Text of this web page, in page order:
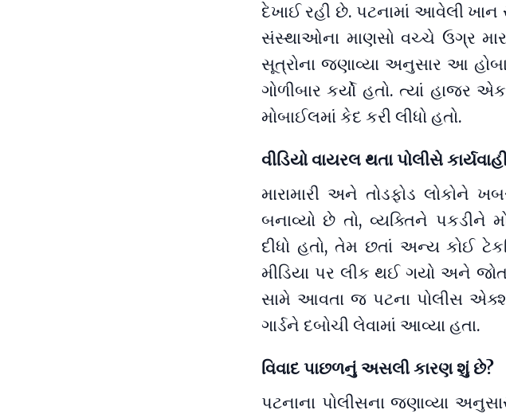
દેખાઈ રહી છે. પટનામાં આવેલી
સંસ્થાઓના માણસો વચ્ચે ઉગ્ર
સૂત્રોના જણાવ્યા અનુસાર આ
ગોળીબાર કર્યો હતો. ત્યાં હાજર
મોબાઈલમાં કેદ કરી લીધો હતો.
વીડિયો વાયરલ થતા પોલીસે
મારામારી અને તોડફોડ લોકોને
બનાવ્યો છે તો, વ્યક્તિને પકડીને
દીધો હતો, તેમ છતાં અન્ય કોઈ
મીડિયા પર લીક થઈ ગયો અને
સામે આવતા જ પટના પોલીસ
ગાર્ડને દબોચી લેવામાં આવ્યા હતા.
વિવાદ પાછળનું અસલી કારણ શું છે?
પટનાના પોલીસના જણાવ્યા